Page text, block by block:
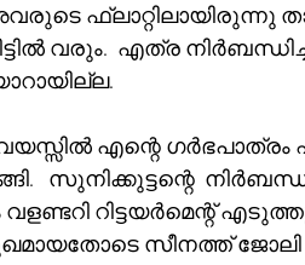
ഫ്ലാറ്റിലായിരുന്നു
വരും.  എത്ര
വയസ്സിൽ എന്റെ
സുനിക്കുട്ടന്റെ
റിട്ടയർമെന്റ്
സീനത്ത് ജോലി